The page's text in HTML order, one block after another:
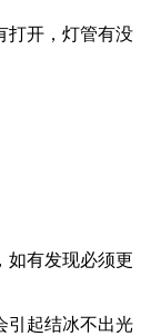
打开，灯管有没
如有发现必须更
引起结冰不出光